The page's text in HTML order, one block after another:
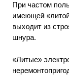
При частом
имеющей
выходит из
шнура.
«Литые»